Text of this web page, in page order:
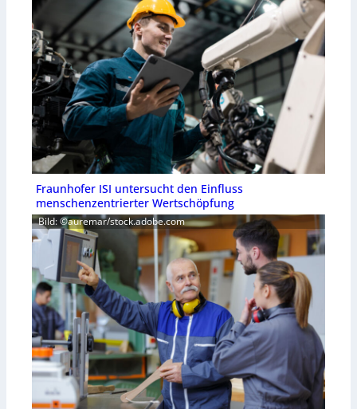
Fraunhofer ISI untersucht den Einfluss
menschenzentrierter Wertschöpfung
Bild: ©auremar/stock.adobe.com